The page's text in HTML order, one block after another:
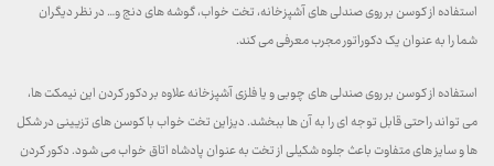
استفاده از کوسن بر روی صندلی های آشپزخانه، تخت خواب، گوشه های دنج و… در نظر دیگران
شما را به عنوان یک دکوراتور مجرب معرفی می کند.
استفاده از کوسن بر روی صندلی های چوبی و یا فلزی آشپزخانه علاوه بر دکور کردن این نیمکت ها،
می تواند راحتی قابل توجه ای را به آن ها ببخشد. دیزاین تخت خواب با کوسن های تزیینی در شکل
ها و سایز های متفاوت باعث جلوه شکیلی از تخت به عنوان پادشاه اتاق خواب می شود. دکور کردن